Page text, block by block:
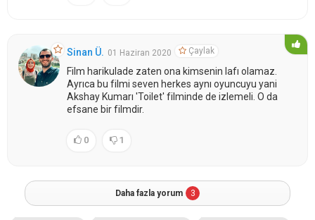
Sinan Ü. 01 Haziran 2020 Çaylak
Film harikulade zaten ona kimsenin lafı olamaz.
Ayrıca bu filmi seven herkes aynı oyuncuyu yani
Akshay Kumarı 'Toilet' filminde de izlemeli. O da
efsane bir filmdir.
0 1
Daha fazla yorum 3